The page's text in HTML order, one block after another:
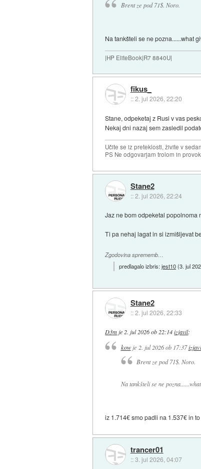
Brent ze pod 71$. Noro.
Na tankšteli se ne pozna......what
|HP EliteBook|R7 8840U|
fikus_
::2. jul 2026, 22:20
Stane, odpeketaj z Rusi v vas
Nekaj dni nazaj sem zasledil
Učite se iz preteklosti, živite v
PS Ne odgovarjam trolom in
Stane2
::2. jul 2026, 22:24
Jaz ne bom odpeketal popolnoma
Ti pa nehaj lagat in si izmišljevat
Zgodovina sprememb…
predlagalo izbris:jest10(3. jul
Stane2
::2. jul 2026, 22:33
D3m je 2. jul 2026 ob 22:14 izjavil:
kowje 2. jul 2026 ob 17:37
Brent ze pod 71$. Noro.
Na tankšteli se ne
iz 1.714€ smo padli na 1.537€ in
trancer01
::3. jul 2026, 04:07